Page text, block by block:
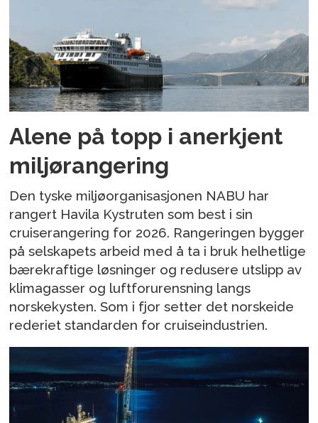
Alene på topp i anerkjent
miljørangering
Den tyske miljøorganisasjonen NABU har
rangert Havila Kystruten som best i sin
cruiserangering for 2026. Rangeringen bygger
på selskapets arbeid med å ta i bruk helhetlige
bærekraftige løsninger og redusere utslipp av
klimagasser og luftforurensning langs
norskekysten. Som i fjor setter det norskeide
rederiet standarden for cruiseindustrien.